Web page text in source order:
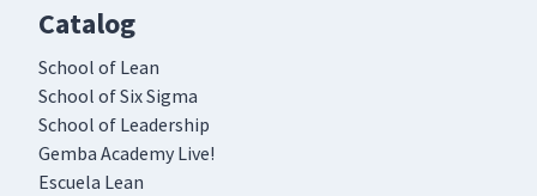
Catalog
School of Lean
School of Six Sigma
School of Leadership
Gemba Academy Live!
Escuela Lean